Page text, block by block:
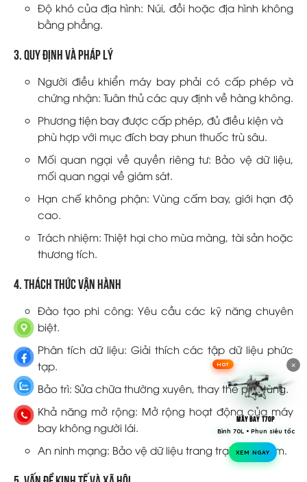
Độ khó của địa hình: Núi, đồi hoặc địa hình không
bằng phẳng.
3. Quy định và pháp lý
Người điều khiển máy bay phải có cấp phép và
chứng nhận: Tuân thủ các quy định về hàng không.
Phương tiện bay được cấp phép, đủ điều kiện và
phù hợp với mục đích bay phun thuốc trù sâu.
Mối quan ngại về quyền riêng tư: Bảo vệ dữ liệu,
mối quan ngại về giám sát.
Hạn chế không phận: Vùng cấm bay, giới hạn độ
cao.
Trách nhiệm: Thiệt hại cho mùa màng, tài sản hoặc
thương tích.
4. Thách thức vận hành
Đào tạo phi công: Yêu cầu các kỹ năng chuyên
biệt.
Phân tích dữ liệu: Giải thích các tập dữ liệu phức
tạp.
Bảo trì: Sửa chữa thường xuyên, thay thế phụ tùng.
Khả năng mở rộng: Mở rộng hoạt động của máy
bay không người lái.
An ninh mạng: Bảo vệ dữ liệu trang trại nhạy cảm.
HOT ×
MÁY BAY T70P
Bình 70L • Phun siêu tốc